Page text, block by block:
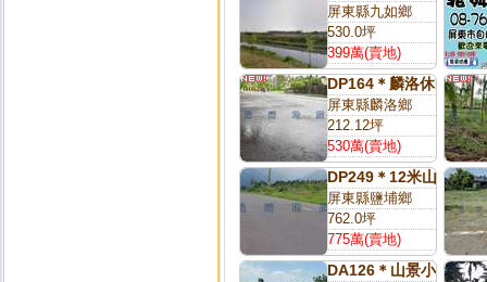
屏東縣九如鄉
530.0坪
399萬(賣地)
DP164＊麟洛休閒農地
屏東縣麟洛鄉
212.12坪
530萬(賣地)
DP249＊12米山景農地
屏東縣鹽埔鄉
762.0坪
775萬(賣地)
DA126＊山景小農地